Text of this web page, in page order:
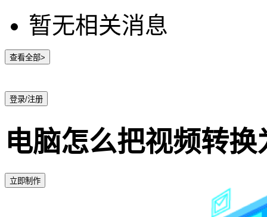
暂无相关消息
查看全部>
登录/注册
电脑怎么把视频转
立即制作